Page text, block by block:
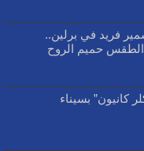
فريد في برلين..
الطقس حميم الروح
كانيون” بسيناء